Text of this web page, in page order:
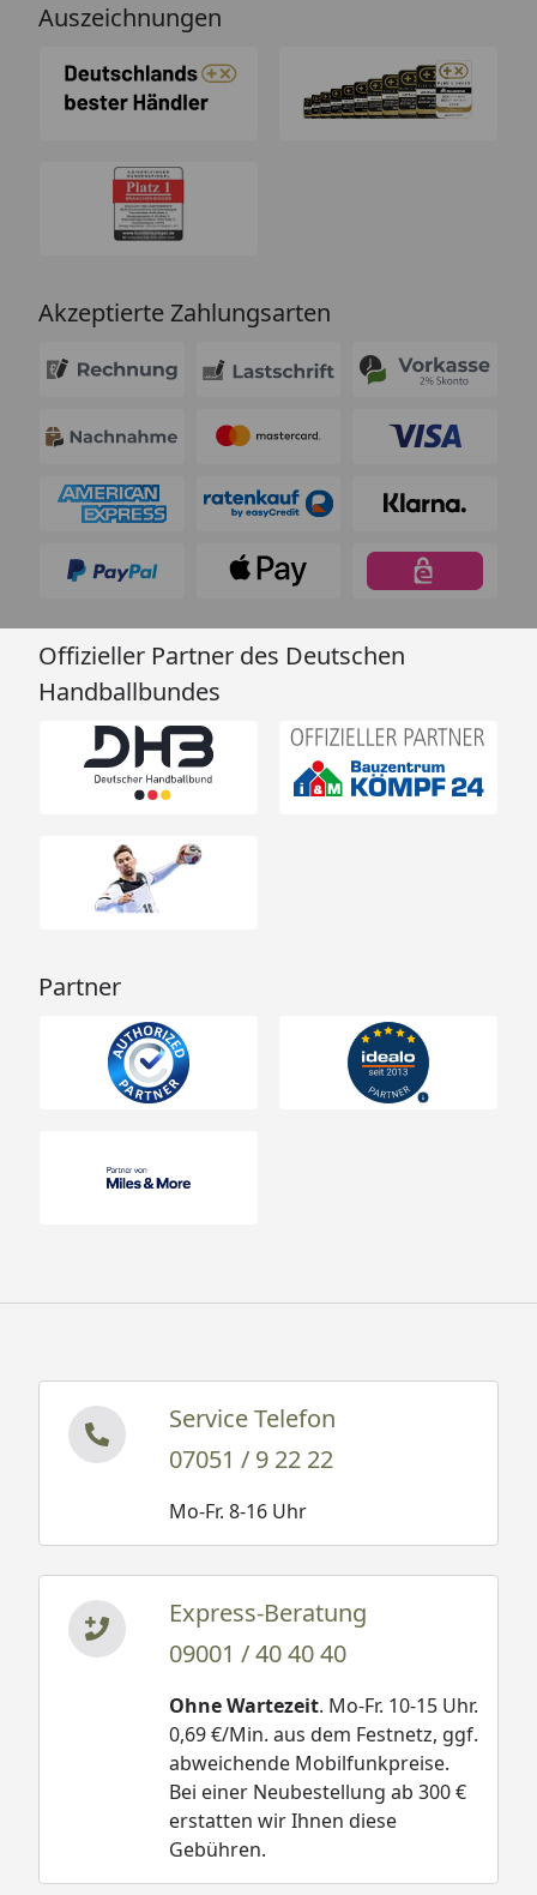
Auszeichnungen
Akzeptierte Zahlungsarten
Offizieller Partner des Deutschen
Handballbundes
Partner
Service Telefon
07051 / 9 22 22
Mo-Fr. 8-16 Uhr
Express-Beratung
09001 / 40 40 40
Ohne Wartezeit. Mo-Fr. 10-15 Uhr.
0,69 €/Min. aus dem Festnetz, ggf.
abweichende Mobilfunkpreise.
Bei einer Neubestellung ab 300 €
erstatten wir Ihnen diese
Gebühren.